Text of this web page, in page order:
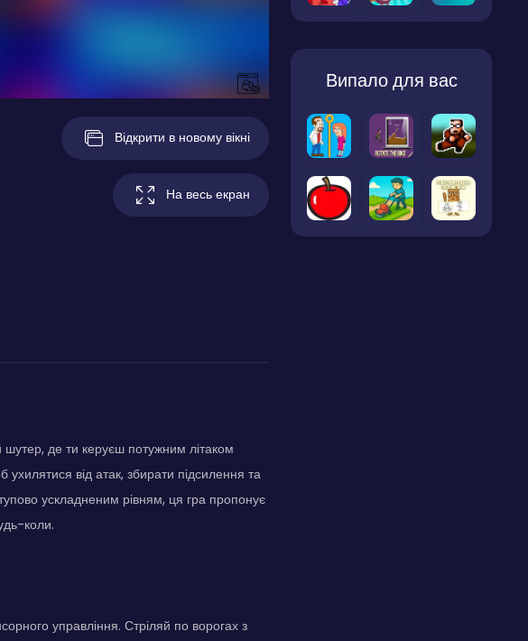
Відкрити в новому вікні
На весь екран
де ти керуєш потужним літаком
від атак, збирати підсилення та
ускладненим рівням, ця гра пропонує
коли.
управління. Стріляй по ворогах з
Випало для вас